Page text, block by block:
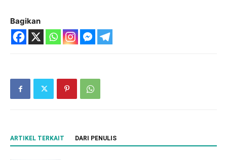
Bagikan
ARTIKEL TERKAIT DARI PENULIS